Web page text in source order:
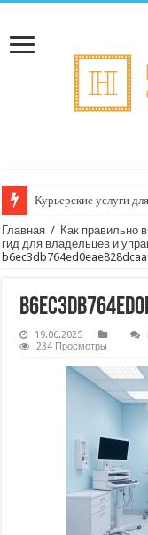
Курьерские услуги
Как настроить
Главная / Как правильно
гид для владельцев и
19.06.2025
234 Просмотры